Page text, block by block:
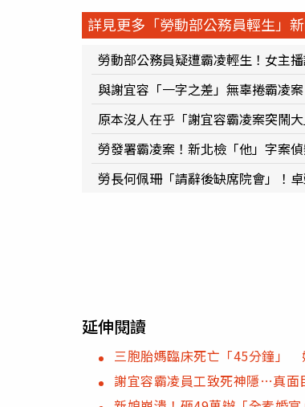
詳見更多「勞動部公務員輕生」
勞動部公務員疑遭霸凌輕生！女主
與謝宜容「一字之差」無辜捲霸凌
原本沒人在乎「謝宜容霸凌案突鬧
勞發署霸凌案！新北檢「他」字案
勞長何佩珊「請辭後缺席院會」！
延伸閱讀
三胞胎媽臨床死亡「45分鐘」
謝宜容霸凌員工致死神隱…真